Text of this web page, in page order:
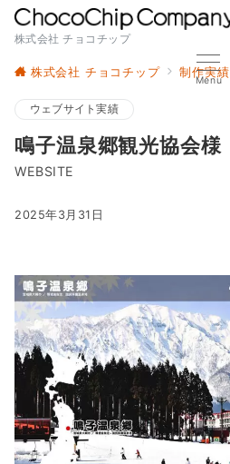
株式会社 チョコチップ
Menu
株式会社 チョコチップ 制作実績
ウェブサイト実績
鳴子温泉郷観光協会様
WEBSITE
2025年3月31日